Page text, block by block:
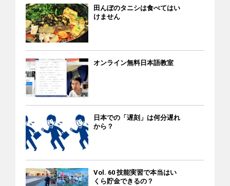
田んぼのタニシは食べてはい
けません
オンライン無料日本語教室
日本での「遅刻」は何分遅れ
から？
Vol. 60 技能実習で本当はい
くら貯金できるの？